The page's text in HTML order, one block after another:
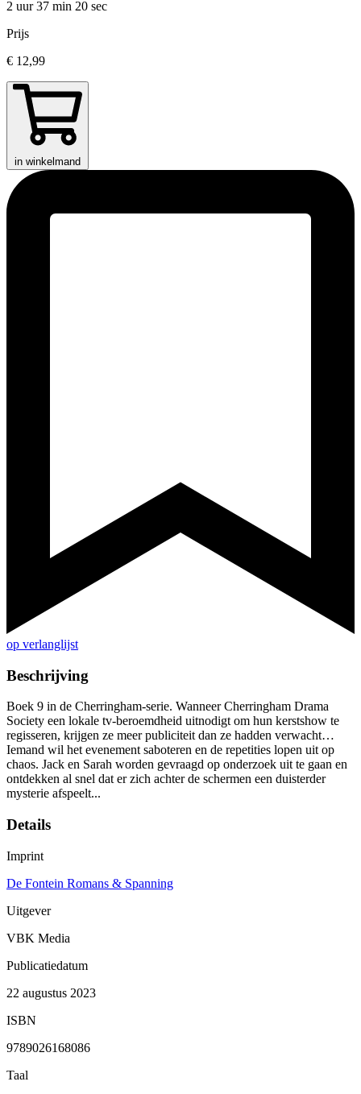
2 uur 37 min 20 sec
Prijs
€ 12,99
in winkelmand
op verlanglijst
Beschrijving
Boek 9 in de Cherringham-serie. Wanneer Cherringham Drama
Society een lokale tv-beroemdheid uitnodigt om hun kerstshow te
regisseren, krijgen ze meer publiciteit dan ze hadden verwacht…
Iemand wil het evenement saboteren en de repetities lopen uit op
chaos. Jack en Sarah worden gevraagd op onderzoek uit te gaan en
ontdekken al snel dat er zich achter de schermen een duisterder
mysterie afspeelt...
Details
Imprint
De Fontein Romans & Spanning
Uitgever
VBK Media
Publicatiedatum
22 augustus 2023
ISBN
9789026168086
Taal